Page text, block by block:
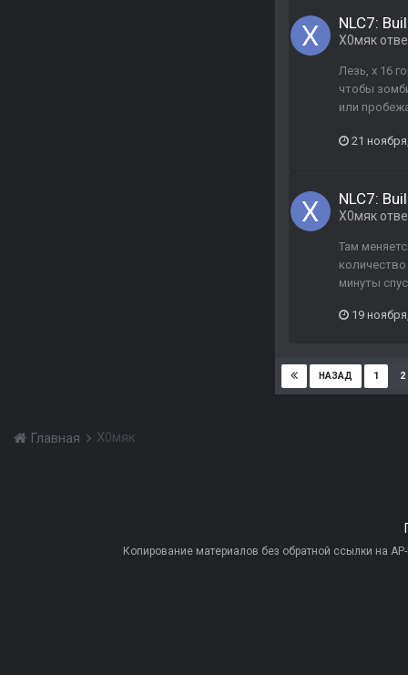
NLC7:
Х0мяк
Лезь, х 16
чтобы
или
21
NLC7:
Х0мяк
Там
минуты
19
НАЗАД 1 2
Главная Х0мяк
Копирование материалов без обратной ссылки на